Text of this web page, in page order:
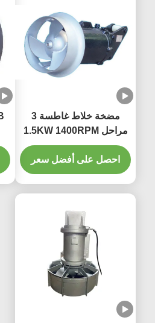
مضخة خلاط غاطسة 3
مراحل 1.5KW 1400RPM
260mm 250N خلاط
معالجة المياه
احصل على أفضل سعر